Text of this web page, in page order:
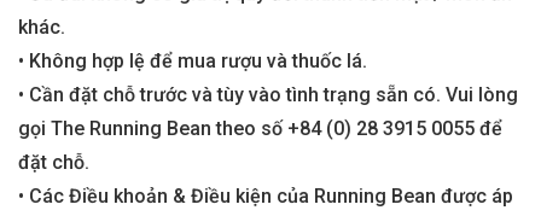
khác.
• Không hợp lệ để mua rượu và thuốc lá.
• Cần đặt chỗ trước và tùy vào tình trạng sẵn có. Vui lòng
gọi The Running Bean theo số +84 (0) 28 3915 0055 để
đặt chỗ.
• Các Điều khoản & Điều kiện của Running Bean được áp